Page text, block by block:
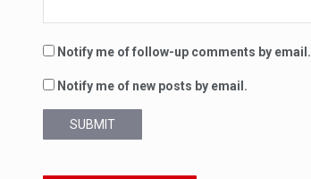
Notify me of follow-up comments by email.
Notify me of new posts by email.
SUBMIT